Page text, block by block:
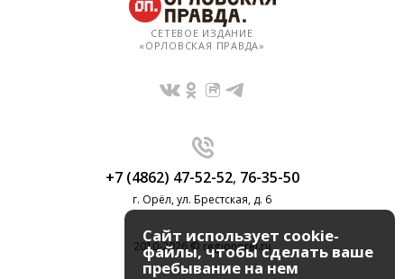
СЕТЕВОЕ ИЗДАНИЕ
«ОРЛОВСКАЯ ПРАВДА»
+7 (4862) 47-52-52, 76-35-50
г. Орёл, ул. Брестская, д. 6
2010-2026 © regionorel.ru
Сайт использует cookie-
файлы, чтобы сделать ваше
пребывание на нем